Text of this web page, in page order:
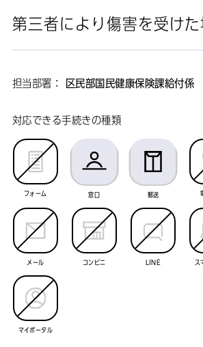
第三者により傷害を受けた
担当部署： 区民部国民健康保険課給付係
対応できる手続きの種類
フォーム 窓口 郵送
メール コンビニ LINE ス
マイポータル